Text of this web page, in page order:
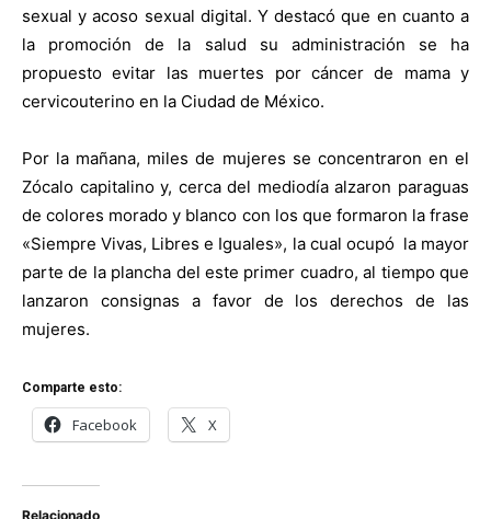
sexual y acoso sexual digital. Y destacó que en cuanto a
la promoción de la salud su administración se ha
propuesto evitar las muertes por cáncer de mama y
cervicouterino en la Ciudad de México.
Por la mañana, miles de mujeres se concentraron en el
Zócalo capitalino y, cerca del mediodía alzaron paraguas
de colores morado y blanco con los que formaron la frase
«Siempre Vivas, Libres e Iguales», la cual ocupó la mayor
parte de la plancha del este primer cuadro, al tiempo que
lanzaron consignas a favor de los derechos de las
mujeres.
Comparte esto:
Facebook X
Relacionado